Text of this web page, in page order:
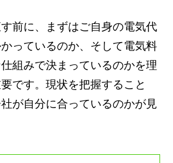
前に、まずはご自身の電気代
っているのか、そして電気料
組みで決まっているのかを理
です。現状を把握すること
が自分に合っているのかが見